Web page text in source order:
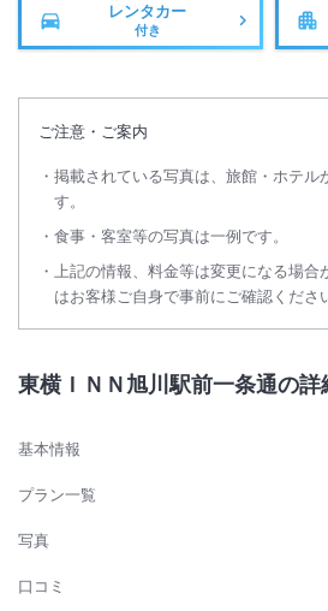
レンタカー
付き
ご注意・ご案内
掲載されている写真は、旅館・ホテル
す。
食事・客室等の写真は一例です。
上記の情報、料金等は変更になる場
はお客様ご自身で事前にご確認くださ
東横ＩＮＮ旭川駅前一条通の詳
基本情報
プラン一覧
写真
口コミ